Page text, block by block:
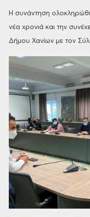
Η συνάντηση
νέα χρονιά και την
Δήμου Χανίων με τον